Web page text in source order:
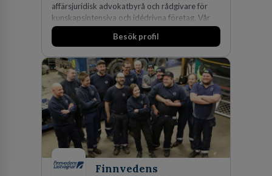
affärsjuridisk advokatbyrå och rådgivare för
kunskapsintensiva och idédrivna företag. Vår
expertis inom IP-tillgångar har gett oss en
marknadsledande position. Våra klienter väljer
skydda, utveckla och kommersialisera
företagets viktigaste tillgångar.
Besök profil
Finnvedens